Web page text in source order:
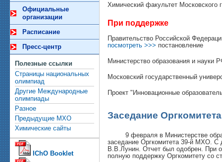
Официальные
организации
Расписание
Пресс-центр
Полезные ссылки
Страницы национальных
олимпиад
Другие Международные
олимпиады
Разное
Предыдущие МХО
Химические сайты
IChO Booklet
Химический факультет
При поддержке
Правительство Российской
посмотреть >>> постановление
Министерство образования и науки
Московский государственный
Проект "Инновационные
Заседание
9 февраля в Министерстве
заседание Оргкомитета 39-й МХО. С
В.В.Лунин. Отчет был одобрен. При
полную поддержку Оргкомитету со